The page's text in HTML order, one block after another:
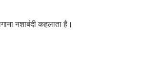
नशाबंदी कहलाता है।